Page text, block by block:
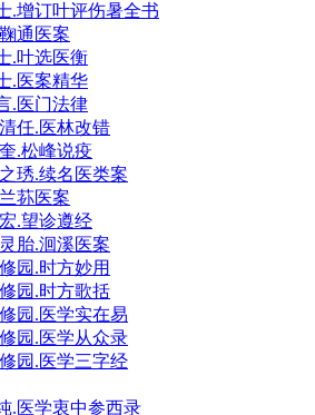
.增订叶评伤暑全书
通医案
.叶选医衡
.医案精华
.医门法律
任.医林改错
.松峰说疫
琇.续名医类案
荪医案
.望诊遵经
胎.洄溪医案
园.时方妙用
园.时方歌括
园.医学实在易
园.医学从众录
园.医学三字经
.医学衷中参西录